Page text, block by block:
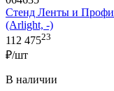
Стенд Ленты и
(Arlight, -)
112 47523
₽/шт
В наличии